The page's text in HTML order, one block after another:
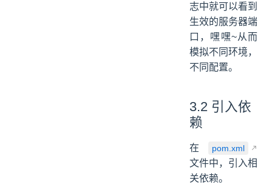
志中就可以看到
生效的服务器端
口，嘿嘿~从而
模拟不同环境，
不同配置。
3.2 引入依
赖
在 pom.xml
文件中，引入相
关依赖。